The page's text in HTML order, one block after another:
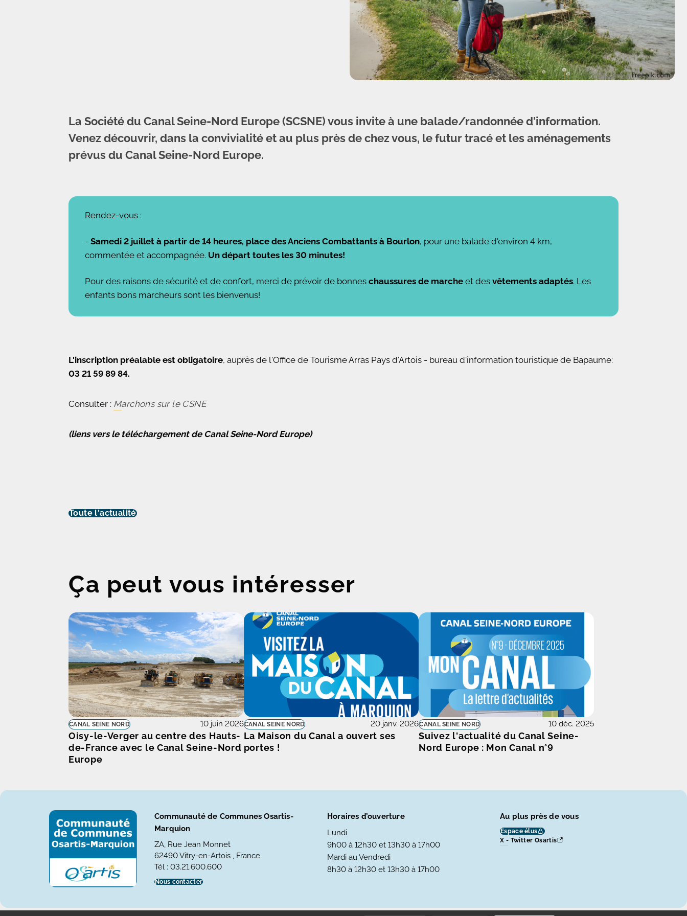
La Société du Canal Seine-Nord Europe (SCSNE) vous invite à une balade/randonnée d'information.
Venez découvrir, dans la convivialité et au plus près de chez vous, le futur tracé et les aménagements
prévus du Canal Seine-Nord Europe.
Rendez-vous :
- Samedi 2 juillet à partir de 14 heures, place des Anciens Combattants à Bourlon, pour une balade d'environ 4 km,
commentée et accompagnée. Un départ toutes les 30 minutes!
Pour des raisons de sécurité et de confort, merci de prévoir de bonnes chaussures de marche et des vêtements adaptés. Les
enfants bons marcheurs sont les bienvenus!
L'inscription préalable est obligatoire, auprès de l'Office de Tourisme Arras Pays d'Artois - bureau d'information touristique de Bapaume:
03 21 59 89 84.
Consulter : Marchons sur le CSNE
(liens vers le téléchargement de Canal Seine-Nord Europe)
Toute l'actualité
Ça peut vous intéresser
Oisy-le-Verger au centre des Hauts-
de-France avec le Canal Seine-Nord
Europe
CANAL SEINE NORD 10 juin 2026
La Maison du Canal a ouvert ses
portes !
CANAL SEINE NORD 20 janv. 2026
Suivez l'actualité du Canal Seine-
Nord Europe : Mon Canal n°9
CANAL SEINE NORD 10 déc. 2025
Communauté de Communes Osartis-
Marquion
ZA, Rue Jean Monnet
62490 Vitry-en-Artois , France
Tél : 03.21.600.600
Nous contacter
Horaires d’ouverture
Lundi
9h00 à 12h30 et 13h30 à 17h00
Mardi au Vendredi
8h30 à 12h30 et 13h30 à 17h00
Au plus près de vous
Espace élus
X - Twitter Osartis